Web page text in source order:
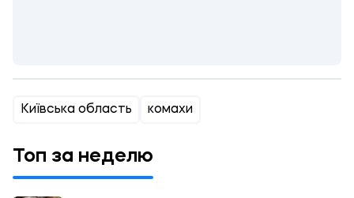
Київська область комахи
Топ за неделю